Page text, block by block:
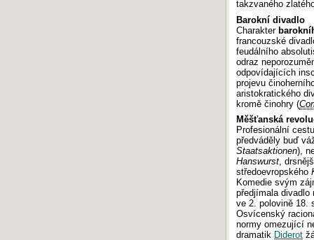
takzvaného
Barokní divadlo
Charakter
francouzské
feudálního
odraz
odpovídajících
projevu
aristokratického
kromě činohry (
Měšťanská
Profesionální
předváděly buď
Staatsaktionen),
Hanswurst,
středoevropského
Komedie svým
předjímala divadlo
ve 2. polovině 18.
Osvícenský
normy omezující
dramatik Diderot